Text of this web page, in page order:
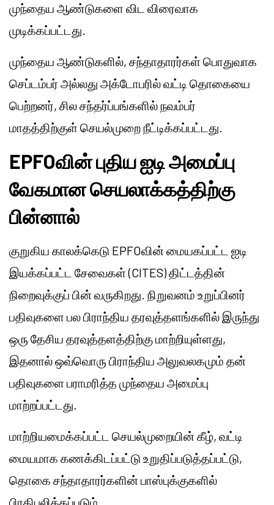
முந்தைய ஆண்டுகளை விட விரைவாக
முடிக்கப்பட்டது.
முந்தைய ஆண்டுகளில், சந்தாதாரர்கள் பொதுவாக
செப்டம்பர் அல்லது அக்டோபரில் வட்டி தொகையை
பெற்றனர், சில சந்தர்ப்பங்களில் நவம்பர்
மாதத்திற்குள் செயல்முறை நீட்டிக்கப்பட்டது.
EPFOவின் புதிய ஐடி அமைப்பு
வேகமான செயலாக்கத்திற்கு
பின்னால்
குறுகிய காலக்கெடு EPFOவின் மையகப்பட்ட ஐடி
இயக்கப்பட்ட சேவைகள் (CITES) திட்டத்தின்
நிறைவுக்குப் பின் வருகிறது. நிறுவனம் உறுப்பினர்
பதிவுகளை பல பிராந்திய தரவுத்தளங்களில் இருந்து
ஒரு தேசிய தரவுத்தளத்திற்கு மாற்றியுள்ளது,
இதனால் ஒவ்வொரு பிராந்திய அலுவலகமும் தன்
பதிவுகளை பராமரித்த முந்தைய அமைப்பு
மாற்றப்பட்டது.
மாற்றியமைக்கப்பட்ட செயல்முறையின் கீழ், வட்டி
மையமாக கணக்கிடப்பட்டு உறுதிப்படுத்தப்பட்டு,
தொகை சந்தாதாரர்களின் பாஸ்புக்குகளில்
பிரதிபலிக்கப்படும்.